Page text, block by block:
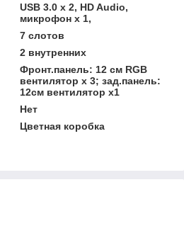
USB 3.0 x 2, HD Audio,
микрофон x 1,
7 слотов
2 внутренних
Фронт.панель: 12 см RGB
вентилятор x 3; зад.панель:
12см вентилятор х1
Нет
Цветная коробка